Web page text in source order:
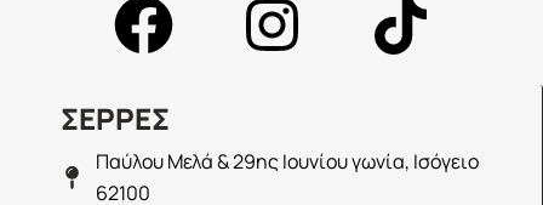
ΣΕΡΡΕΣ
Παύλου Μελά & 29ης Ιουνίου γωνία, Ισόγειο
62100